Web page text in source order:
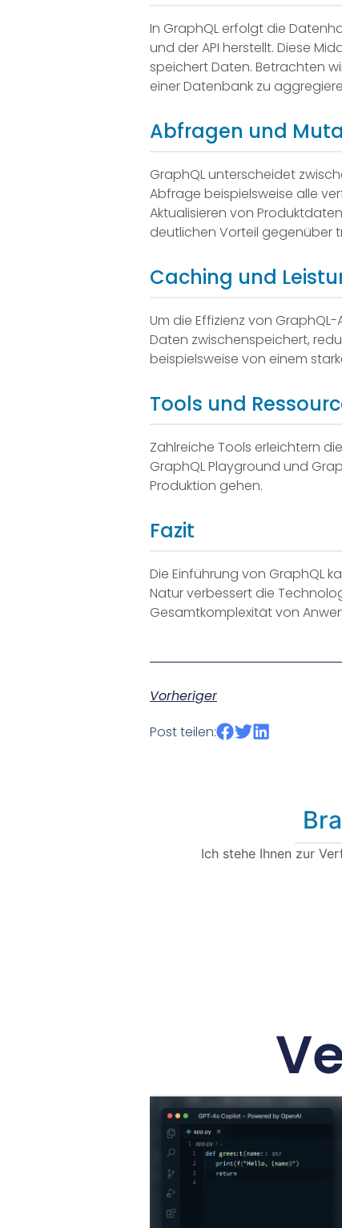
In GraphQL erfolgt die
und der API herstellt. Diese
speichert Daten. Betrachten
einer Datenbank zu
Abfragen und
GraphQL unterscheidet
Abfrage beispielsweise alle
Aktualisieren von
deutlichen Vorteil gegenüber
Caching und
Um die Effizienz von
Daten zwischenspeichert,
beispielsweise von einem
Tools und
Zahlreiche Tools erleichtern
GraphQL Playground und
Produktion gehen.
Fazit
Die Einführung von GraphQL
Natur verbessert die
Gesamtkomplexität von
Vorheriger
Post teilen:
Bra
Ich stehe Ihnen zur